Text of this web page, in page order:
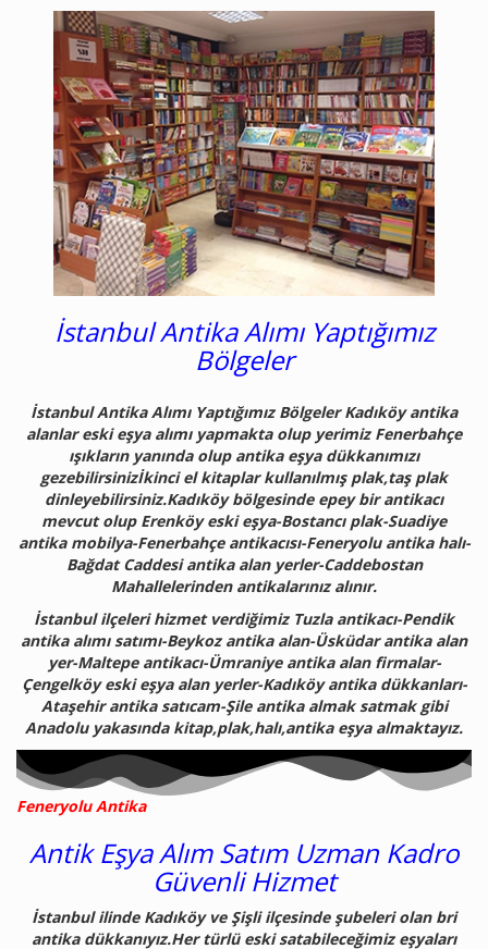
İstanbul Antika Alımı Yaptığımız
Bölgeler
İstanbul Antika Alımı Yaptığımız Bölgeler Kadıköy antika
alanlar eski eşya alımı yapmakta olup yerimiz Fenerbahçe
ışıkların yanında olup antika eşya dükkanımızı
gezebilirsinizİkinci el kitaplar kullanılmış plak,taş plak
dinleyebilirsiniz.Kadıköy bölgesinde epey bir antikacı
mevcut olup Erenköy eski eşya-Bostancı plak-Suadiye
antika mobilya-Fenerbahçe antikacısı-Feneryolu antika halı-
Bağdat Caddesi antika alan yerler-Caddebostan
Mahallelerinden antikalarınız alınır.
İstanbul ilçeleri hizmet verdiğimiz Tuzla antikacı-Pendik
antika alımı satımı-Beykoz antika alan-Üsküdar antika alan
yer-Maltepe antikacı-Ümraniye antika alan firmalar-
Çengelköy eski eşya alan yerler-Kadıköy antika dükkanları-
Ataşehir antika satıcam-Şile antika almak satmak gibi
Anadolu yakasında kitap,plak,halı,antika eşya almaktayız.
Feneryolu Antika
Antik Eşya Alım Satım Uzman Kadro
Güvenli Hizmet
İstanbul ilinde Kadıköy ve Şişli ilçesinde şubeleri olan bri
antika dükkanıyız.Her türlü eski satabileceğimiz eşyaları